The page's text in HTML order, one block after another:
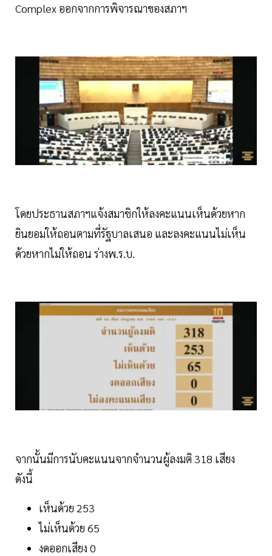
Complex ออกจากการพิจารณาของสภาฯ
โดยประธานสภาฯแจ้งสมาชิกให้ลงคะแนนเห็นด้วยหาก
ยินยอมให้ถอนตามที่รัฐบาลเสนอ และลงคะแนนไม่เห็น
ด้วยหากไม่ให้ถอน ร่างพ.ร.บ.
จากนั้นมีการนับคะแนนจากจำนวนผู้ลงมติ 318 เสียง
ดังนี้
เห็นด้วย 253
ไม่เห็นด้วย 65
งดออกเสียง 0